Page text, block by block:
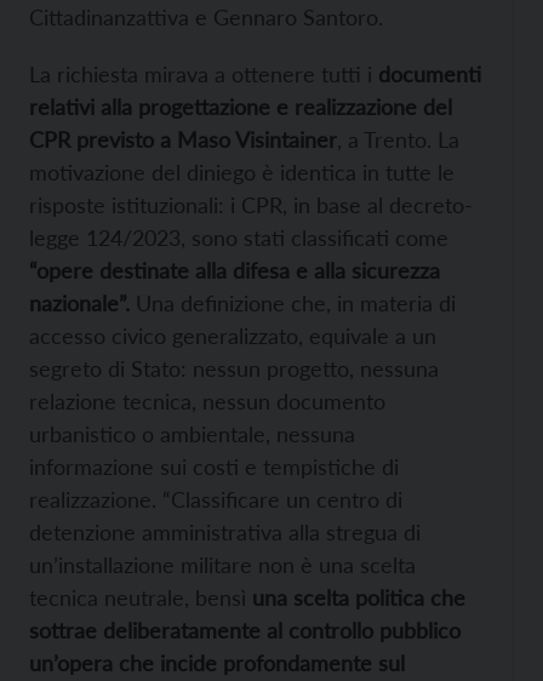
Cittadinanzattiva e Gennaro Santoro.
La richiesta mirava a ottenere tutti i documenti
relativi alla progettazione e realizzazione del
CPR previsto a Maso Visintainer , a Trento. La
motivazione del diniego è identica in tutte le
risposte istituzionali: i CPR, in base al decreto-
legge 124/2023, sono stati classificati come
“opere destinate alla difesa e alla sicurezza
nazionale”. Una definizione che, in materia di
accesso civico generalizzato, equivale a un
segreto di Stato: nessun progetto, nessuna
relazione tecnica, nessun documento
urbanistico o ambientale, nessuna
informazione sui costi e tempistiche di
realizzazione. “Classificare un centro di
detenzione amministrativa alla stregua di
un’installazione militare non è una scelta
tecnica neutrale, bensì una scelta politica che
sottrae deliberatamente al controllo pubblico
un’opera che incide profondamente sul